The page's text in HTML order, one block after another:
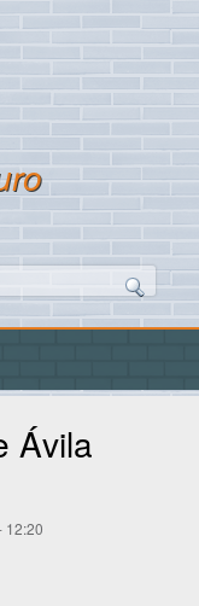
Buscar
Ávila
12:20